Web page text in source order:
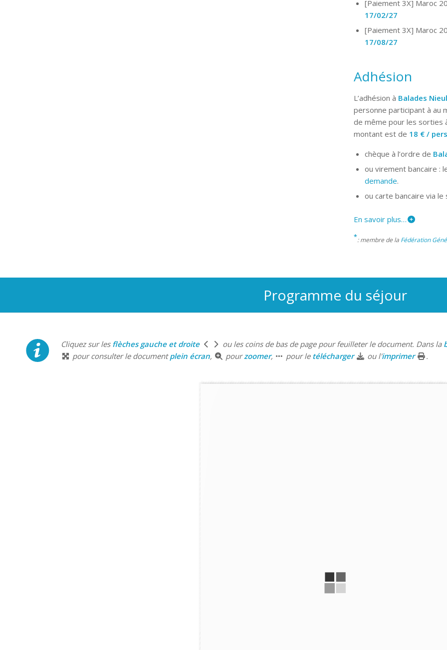
[Paiement 3X] Maroc
17/02/27
[Paiement 3X] Maroc
17/08/27
Adhésion
L’adhésion à Balades
personne participant à au
de même pour les sorties
montant est de 18 € /
chèque à l’ordre de
ou virement bancaire :
demande.
ou carte bancaire via
En savoir plus…
*: membre de la Fédération
Programme du séjour
Cliquez sur les flèches gauche et droite ou les coins de bas de page pour feuilleter le document. Dans la
pour consulter le documentplein écran, pourzoomer, pour le télécharger ou l'imprimer .